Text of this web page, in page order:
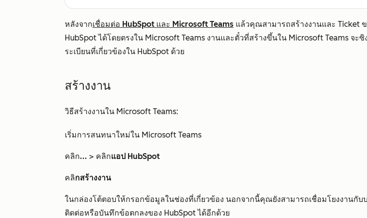
หลังจากเชื่อมต่อ HubSpot และ Microsoft Teams แล้วคุณสามารถสร้างงานและ Ticket
HubSpot ได้โดยตรงใน Microsoft Teams งานและตั๋วที่สร้างขึ้นใน Microsoft Teams จะซิ
ระเบียนที่เกี่ยวข้องใน HubSpot ด้วย
สร้างงาน
วิธีสร้างงานใน Microsoft Teams:
เริ่มการสนทนาใหม่ใน Microsoft Teams
คลิก... > คลิกแอป HubSpot
คลิกสร้างงาน
ในกล่องโต้ตอบให้กรอกข้อมูลในช่องที่เกี่ยวข้อง นอกจากนี้คุณยังสามารถเชื่อมโยงงานกับ
ติดต่อหรือบันทึกข้อตกลงของ HubSpot ได้อีกด้วย